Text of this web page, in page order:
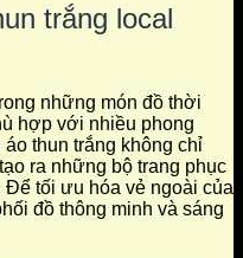
trắng local
những món đồ thời
hợp với nhiều phong
thun trắng không chỉ
ra những bộ trang phục
tối ưu hóa vẻ ngoài của
đồ thông minh và sáng